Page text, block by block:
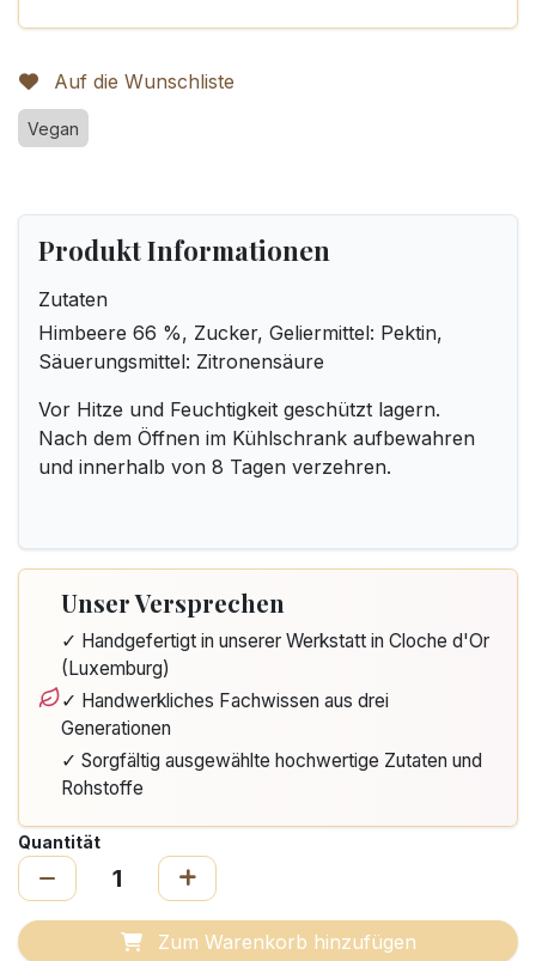
Auf die Wunschliste
Vegan
Produkt Informationen
Zutaten
Himbeere 66 %, Zucker, Geliermittel: Pektin,
Säuerungsmittel: Zitronensäure
Vor Hitze und Feuchtigkeit geschützt lagern.
Nach dem Öffnen im Kühlschrank aufbewahren
und innerhalb von 8 Tagen verzehren.
Unser Versprechen
✓ Handgefertigt in unserer Werkstatt in Cloche d'Or
(Luxemburg)
✓ Handwerkliches Fachwissen aus drei
Generationen
✓ Sorgfältig ausgewählte hochwertige Zutaten und
Rohstoffe
Quantität
Zum Warenkorb hinzufügen